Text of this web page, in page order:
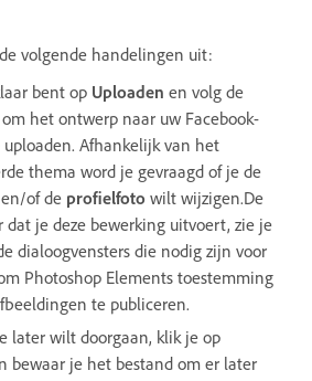
volgende handelingen uit:
bent op Uploaden en volg de
het ontwerp naar uw Facebook-
Afhankelijk van het
thema word je gevraagd of je de
en/of de profielfoto wilt wijzigen.De
dat je deze bewerking uitvoert, zie je
dialoogvensters die nodig zijn voor
Photoshop Elements toestemming
te publiceren.
later wilt doorgaan, klik je op
bewaar je het bestand om er later